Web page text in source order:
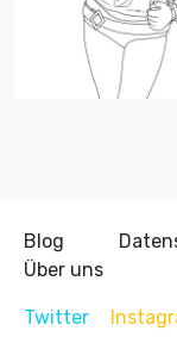
Blog
Über uns
Twitter